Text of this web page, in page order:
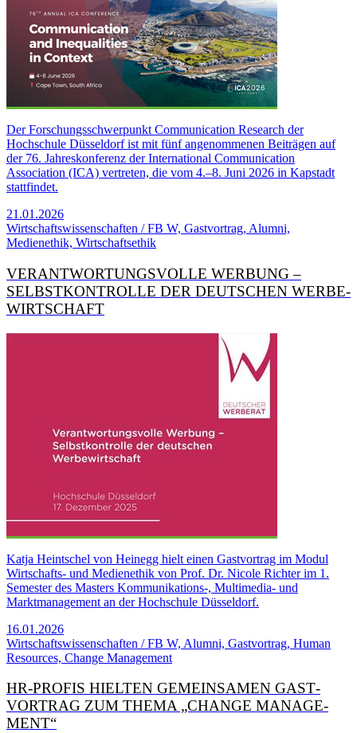
Der Forschungsschwerpunkt Communication Research der
Hochschule Düsseldorf ist mit fünf angenommenen Beiträgen auf
der 76. Jahreskonferenz der International Communication
Association (ICA) vertreten, die vom 4.–8. Juni 2026 in Kapstadt
stattfindet.
21.01.2026
Wirtschaftswissenschaften / FB W, Gastvortrag, Alumni,
Medienethik, Wirtschaftsethik
VERANT­WORTUNGS­VOLLE WERBUNG –
SELBST­KONTROLLE DER DEUTSCHEN WERBE­
WIRTSCHAFT
Katja Heintschel von Heinegg hielt einen Gastvortrag im Modul
Wirtschafts- und Medienethik von Prof. Dr. Nicole Richter im 1.
Semester des Masters Kommunikations-, Multimedia- und
Marktmanagement an der Hochschule Düsseldorf.
16.01.2026
Wirtschaftswissenschaften / FB W, Alumni, Gastvortrag, Human
Resources, Change Management
HR-PROFIS HIELTEN GEMEIN­SAMEN GAST­
VORTRAG ZUM THEMA „CHANGE MANAGE­
MENT“